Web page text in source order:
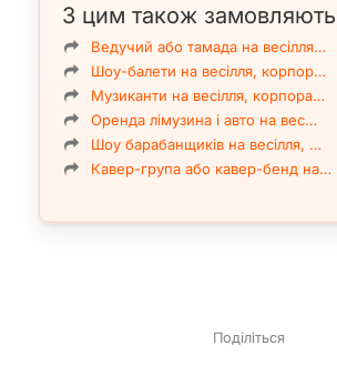
З цим також замовляють
Ведучий або тамада на весілля…
Шоу-балети на весілля, корпор…
Музиканти на весілля, корпора…
Оренда лімузина і авто на вес…
Шоу барабанщиків на весілля, …
Кавер-група або кавер-бенд на…
Поділіться